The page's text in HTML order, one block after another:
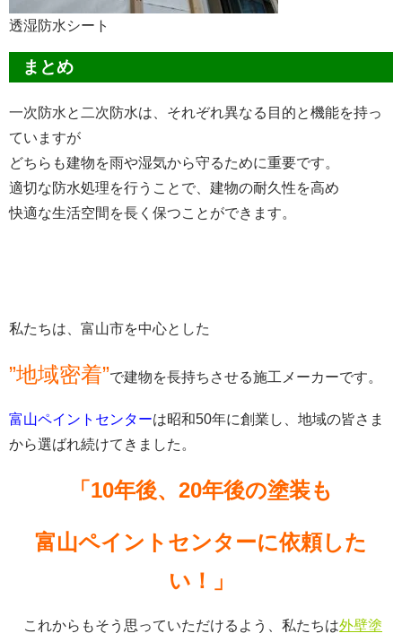
透湿防水シート
まとめ
一次防水と二次防水は、それぞれ異なる目的と機能を持っ
ていますが
どちらも建物を雨や湿気から守るために重要です。
適切な防水処理を行うことで、建物の耐久性を高め
快適な生活空間を長く保つことができます。
私たちは、富山市を中心とした
”地域密着”で建物を長持ちさせる施工メーカーです。
富山ペイントセンターは昭和50年に創業し、地域の皆さま
から選ばれ続けてきました。
「10年後、20年後の塗装も
富山ペイントセンターに依頼した
い！」
これからもそう思っていただけるよう、私たちは外壁塗